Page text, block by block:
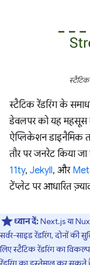
स्टैटिक रेंडरिंग के
डेवलपर को यह महसूस
ऐप्लिकेशन डाइनैमिक
तौर पर जनरेट किया
11ty, Jekyll, और
टेंप्लेट पर आधारित
ध्यान दें:Next.js या
सर्वर-साइड रेंडरिंग, दोनों
लिए स्टैटिक रेंडरिंग का